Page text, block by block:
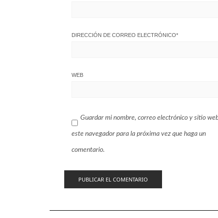
DIRECCIÓN DE CORREO ELECTRÓNICO*
WEB
Guardar mi nombre, correo electrónico y sitio
este navegador para la próxima vez que haga un
comentario.